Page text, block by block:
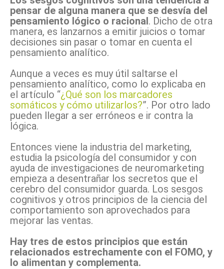
pensar de alguna manera que se desvía del
pensamiento lógico o racional. Dicho de otra
manera, es lanzarnos a emitir juicios o tomar
decisiones sin pasar o tomar en cuenta el
pensamiento analítico.
Aunque a veces es muy útil saltarse el
pensamiento analítico, como lo explicaba en
el artículo “¿Qué son los marcadores
somáticos y cómo utilizarlos?”. Por otro lado
pueden llegar a ser erróneos e ir contra la
lógica.
Entonces viene la industria del marketing,
estudia la psicología del consumidor y con
ayuda de investigaciones de neuromarketing
empieza a desentrañar los secretos que el
cerebro del consumidor guarda. Los sesgos
cognitivos y otros principios de la ciencia del
comportamiento son aprovechados para
mejorar las ventas.
Hay tres de estos principios que están
relacionados estrechamente con el FOMO, y
lo alimentan y complementa.